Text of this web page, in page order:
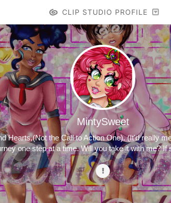
CLIP STUDIO PROFILE
MintySweet
Hearts,(Not the Call to Action One). (It'd really
one step at a time. Will you take it with me? If